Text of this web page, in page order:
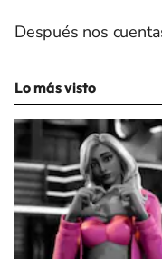
Después nos
Lo más visto